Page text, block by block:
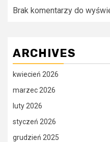
Brak komentarzy do
ARCHIVES
kwiecień 2026
marzec 2026
luty 2026
styczeń 2026
grudzień 2025